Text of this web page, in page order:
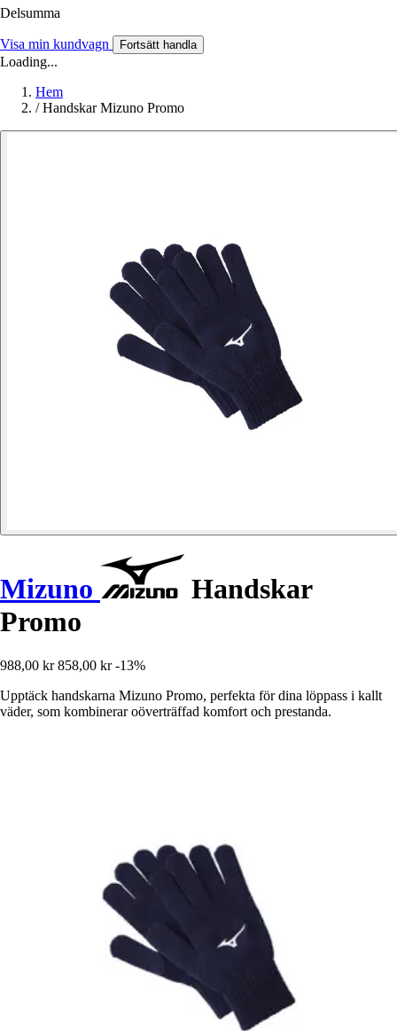
Delsumma
Visa min kundvagn Fortsätt handla
Loading...
Hem
/ Handskar Mizuno Promo
Mizuno
Handskar
Promo
988,00 kr 858,00 kr -13%
Upptäck handskarna Mizuno Promo, perfekta för dina löppass i kallt
väder, som kombinerar oöverträffad komfort och prestanda.